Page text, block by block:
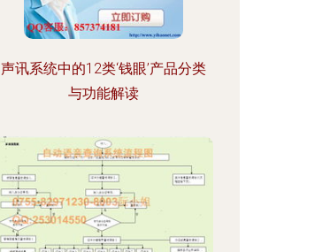
声讯系统中的12类‘钱眼’产品分类
与功能解读